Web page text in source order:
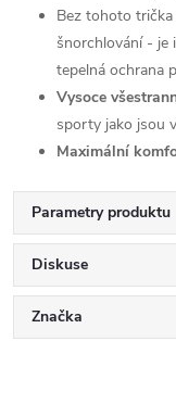
Bez tohoto
šnorchlování - je
tepelná ochrana
Vysoce
sporty jako jsou
Maximální
Parametry produktu
Diskuse
Značka